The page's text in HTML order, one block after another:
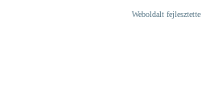
Weboldalt fejlesztette